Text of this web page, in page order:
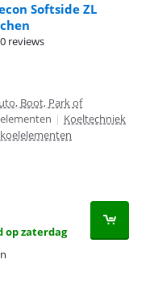
Softside ZL
0 reviews
Boot, Park of
| Koeltechniek
op zaterdag